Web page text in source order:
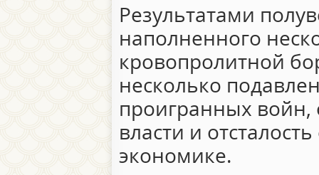
Результатами
наполненного
кровопролитной
несколько
проигранных войн,
власти и
экономике.